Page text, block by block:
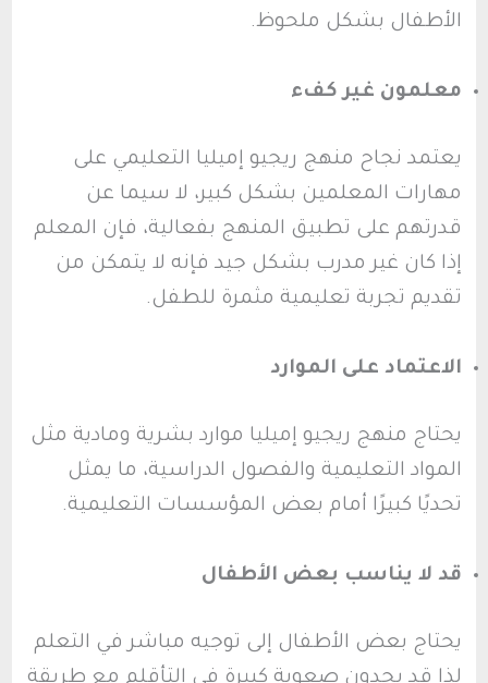
الأطفال بشكل ملحوظ.
معلمون غير كفء
يعتمد نجاح منهج ريجيو إميليا التعليمي على
مهارات المعلمين بشكل كبير، لا سيما عن
قدرتهم على تطبيق المنهج بفعالية، فإن المعلم
إذا كان غير مدرب بشكل جيد فإنه لا يتمكن من
تقديم تجربة تعليمية مثمرة للطفل.
الاعتماد على الموارد
يحتاج منهج ريجيو إميليا موارد بشرية ومادية مثل
المواد التعليمية والفصول الدراسية، ما يمثل
تحديًا كبيرًا أمام بعض المؤسسات التعليمية.
قد لا يناسب بعض الأطفال
يحتاج بعض الأطفال إلى توجيه مباشر في التعلم